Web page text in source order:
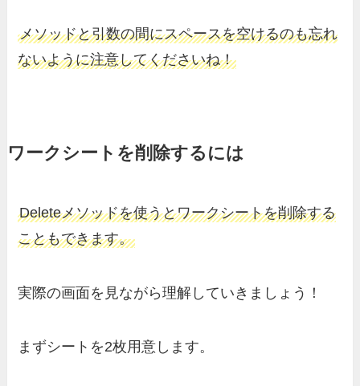
メソッドと引数の間にスペースを空けるのも忘れ
ないように注意してくださいね！
ワークシートを削除するには
Deleteメソッドを使うとワークシートを削除する
こともできます。
実際の画面を見ながら理解していきましょう！
まずシートを2枚用意します。